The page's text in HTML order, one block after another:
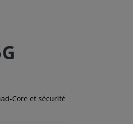
Core et sécurité